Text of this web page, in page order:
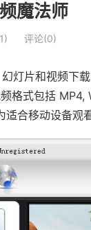
魔法师
评论(0)
灯片和视频下
格式包括 MP4,
合移动设备观